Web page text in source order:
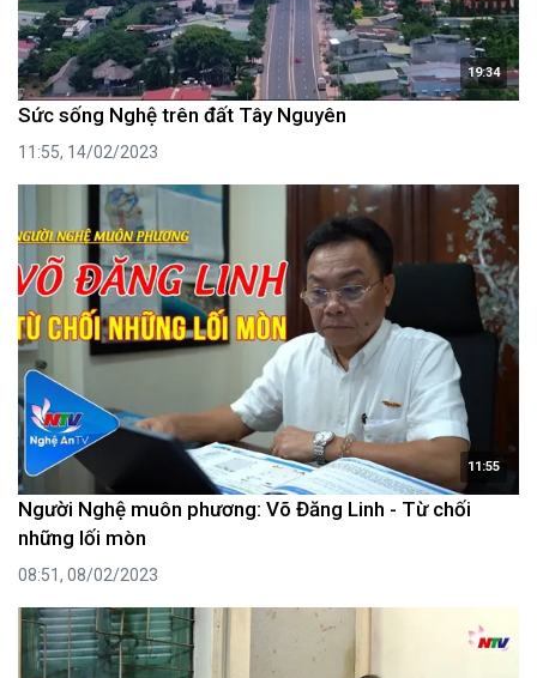
19:34
Sức sống Nghệ trên đất Tây Nguyên
11:55, 14/02/2023
11:55
Người Nghệ muôn phương: Võ Đăng Linh - Từ chối
những lối mòn
08:51, 08/02/2023